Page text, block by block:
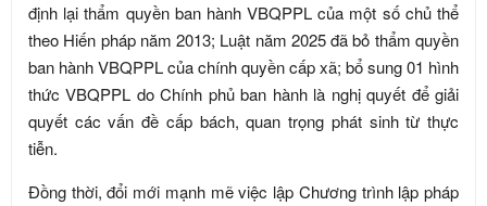
định lại thẩm quyền ban hành VBQPPL của một số chủ thể
theo Hiến pháp năm 2013; Luật năm 2025 đã bỏ thẩm quyền
ban hành VBQPPL của chính quyền cấp xã; bổ sung 01 hình
thức VBQPPL do Chính phủ ban hành là nghị quyết để giải
quyết các vấn đề cấp bách, quan trọng phát sinh từ thực
tiễn.
Đồng thời, đổi mới mạnh mẽ việc lập Chương trình lập pháp